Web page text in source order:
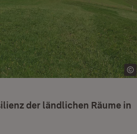
der ländlichen Räume in